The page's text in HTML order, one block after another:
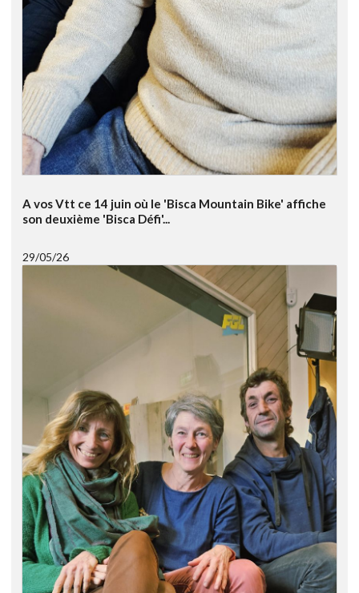
A vos Vtt ce 14 juin où le 'Bisca Mountain Bike' affiche
son deuxième 'Bisca Défi'...
29/05/26